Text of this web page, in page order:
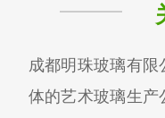
成都明珠玻璃有
体的艺术玻璃生产